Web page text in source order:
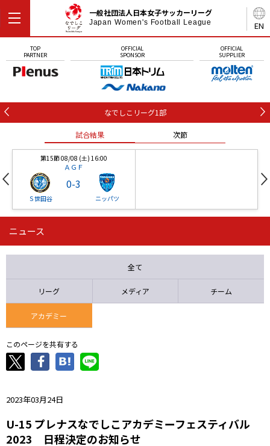
EN
一般社団法人日本女子サッカーリーグ
Japan Women's Football League
TOP
PARTNER
OFFICIAL
SPONSOR
OFFICIAL
SUPPLIER
なでしこリーグ1部
試合結果 次節
第15節 08/08 (土) 16:00
ＡＧＦ
Ｓ世田谷
0-3
ニッパツ
第16節 09/05 (土) 15:00
ニッパツ 石人の星
ニュース
全て
リーグ メディア チーム
アカデミー
このページを共有する
2023年03月24日
U-15 プレナスなでしこアカデミーフェスティバル
2023 日程決定のお知らせ